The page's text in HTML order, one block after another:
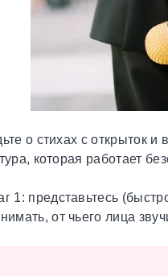
о стихах с открыток и
которая работает
1: представьтесь
от чьего лица